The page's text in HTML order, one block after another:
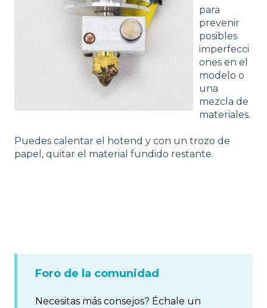
para
prevenir
posibles
imperfecci
ones en el
modelo o
una
mezcla de
materiales.
Puedes calentar el hotend y con un trozo de
papel, quitar el material fundido restante.
Foro de la comunidad
Necesitas más consejos? Échale un